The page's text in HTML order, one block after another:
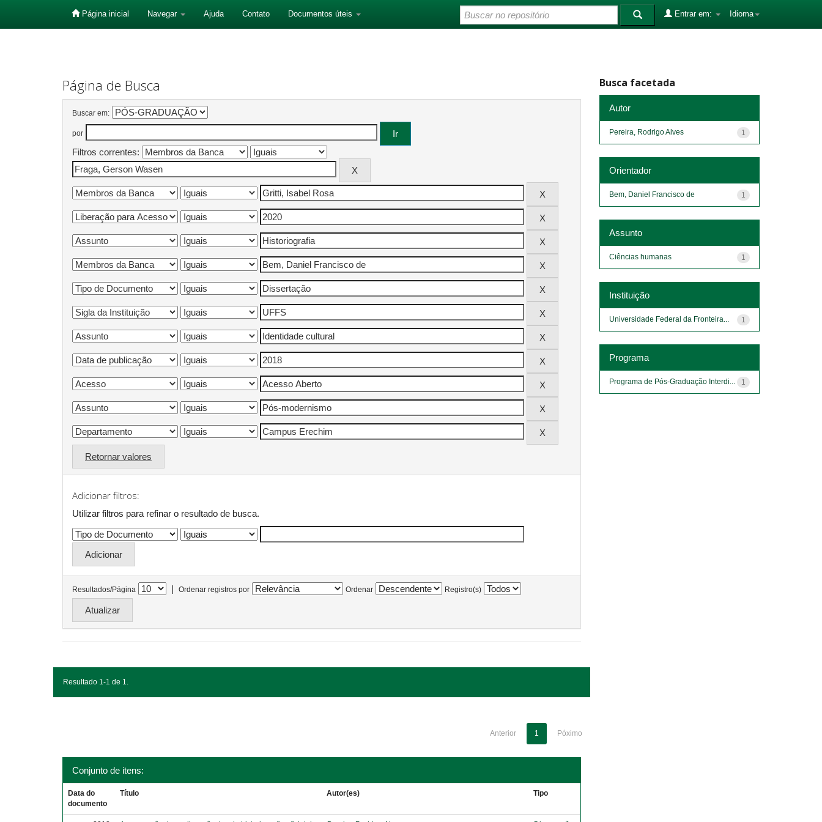
Página inicial Navegar Ajuda Contato Documentos úteis Idioma
Entrar em:
Página de Busca
Buscar em:
por
Filtros correntes:
Retornar valores
Adicionar filtros:
Utilizar filtros para refinar o resultado de busca.
Resultados/Página | Ordenar registros por Ordenar Registro(s)
Resultado 1-1 de 1.
Anterior 1 Póximo
Conjunto de itens:
Data do
documento
Título Autor(es) Tipo
Busca facetada
Autor
1
Pereira, Rodrigo Alves
Orientador
1
Bem, Daniel Francisco de
Assunto
1
Ciências humanas
Instituição
1
Universidade Federal da Fronteira...
Programa
1
Programa de Pós-Graduação Interdi...